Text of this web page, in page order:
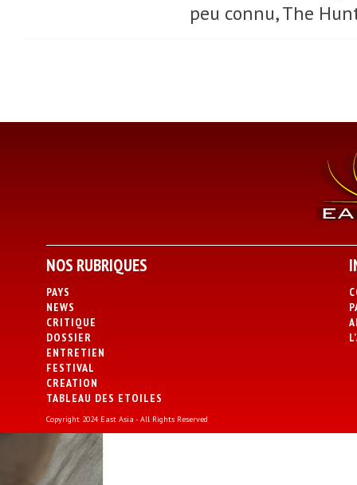
peu connu, The
NOS RUBRIQUES
PAYS
NEWS
CRITIQUE
DOSSIER
ENTRETIEN
FESTIVAL
CREATION
TABLEAU DES ETOILES
Copyright 2024 East Asia - All Rights Reserved